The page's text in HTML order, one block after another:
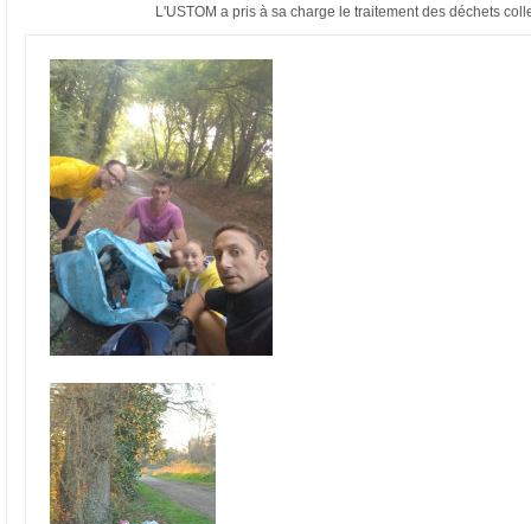
L'USTOM a pris à sa charge le traitement des déchets